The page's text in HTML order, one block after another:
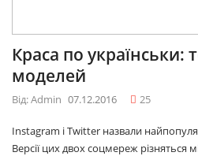
Краса по
моделей
Від: Admin 07.12.2016 25
Instagram і Twitter назвали
Версії цих двох соцмереж